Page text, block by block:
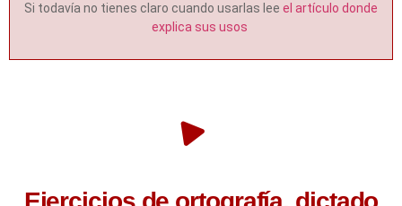
Si todavía no tienes claro cuando usarlas lee el artículo donde
explica sus usos